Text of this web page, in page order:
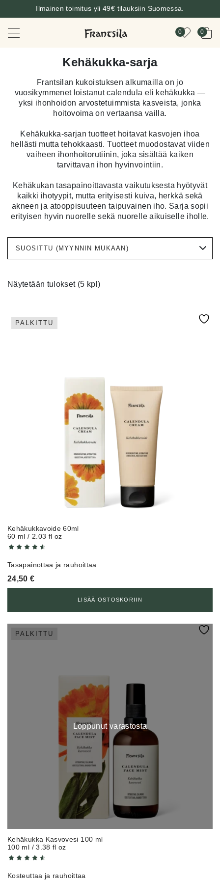
Ilmainen toimitus yli 49€ tilauksiin Suomessa.
0 0
Kehäkukka-sarja
Frantsilan kukoistuksen alkumailla on jo
vuosikymmenet loistanut calendula eli kehäkukka —
yksi ihonhoidon arvostetuimmista kasveista, jonka
hoitovoima on vertaansa vailla.
Kehäkukka-sarjan tuotteet hoitavat kasvojen ihoa
hellästi mutta tehokkaasti. Tuotteet muodostavat viiden
vaiheen ihonhoitorutiinin, joka sisältää kaiken
tarvittavan ihon hyvinvointiin.
Kehäkukan tasapainoittavasta vaikutuksesta hyötyvät
kaikki ihotyypit, mutta erityisesti kuiva, herkkä sekä
akneen ja atooppisuuteen taipuvainen iho. Sarja sopii
erityisen hyvin nuorelle sekä nuorelle aikuiselle iholle.
Näytetään tulokset (5 kpl)
PALKITTU
Kehäkukkavoide 60ml
60 ml / 2.03 fl oz
Tasapainottaa ja rauhoittaa
24,50€
LISÄÄ OSTOSKORIIN
PALKITTU
Loppunut varastosta
Kehäkukka Kasvovesi 100 ml
100 ml / 3.38 fl oz
Kosteuttaa ja rauhoittaa